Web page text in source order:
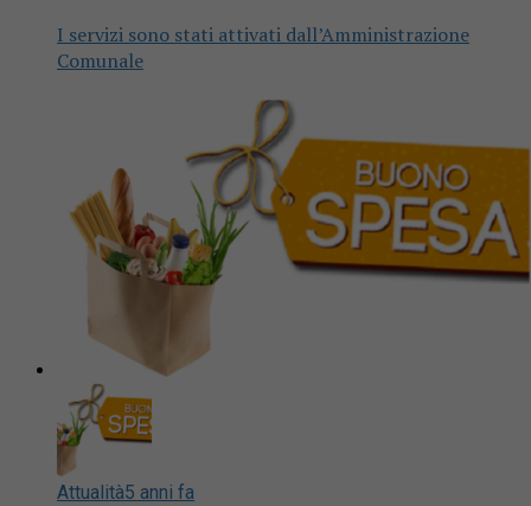
I servizi sono stati attivati dall’Amministrazione
Comunale
Attualità5 anni fa